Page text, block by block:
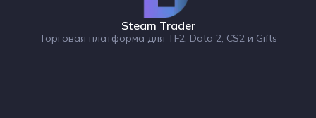
Steam Trader
Торговая платформа для TF2, Dota 2, CS2 и Gifts